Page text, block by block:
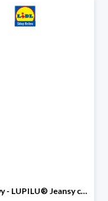
Hit cenowy - LUPILU® Jeansy chłopięce slim fit